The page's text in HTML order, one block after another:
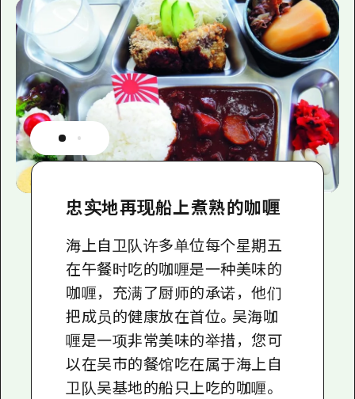
忠实地再现船上煮熟的咖喱
海上自卫队许多单位每个星期五
在午餐时吃的咖喱是一种美味的
咖喱，充满了厨师的承诺，他们
把成员的健康放在首位。吴海咖
喱是一项非常美味的举措，您可
以在吴市的餐馆吃在属于海上自
卫队吴基地的船只上吃的咖喱。